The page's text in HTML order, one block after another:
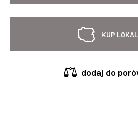
KUP
dodaj do